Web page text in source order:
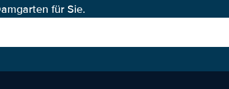
für Sie.